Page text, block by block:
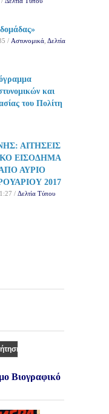
/ Αστυνομικά Δελτία
και
του Πολίτη
ΑΙΤΗΣΕΙΣ
ΕΙΣΟΔΗΜΑ
ΑΥΡΙΟ
2017
/ Δελτία Τύπου
Βιογραφικό